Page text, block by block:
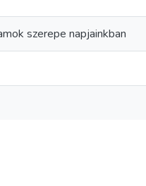
szerepe napjainkban